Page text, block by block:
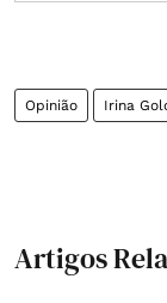
Opinião Irina
Artigos